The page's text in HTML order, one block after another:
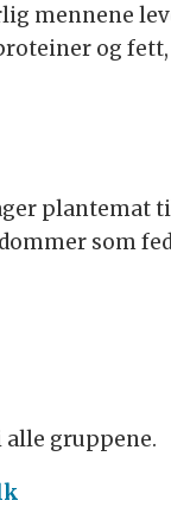
mennene
og
som
gruppene.